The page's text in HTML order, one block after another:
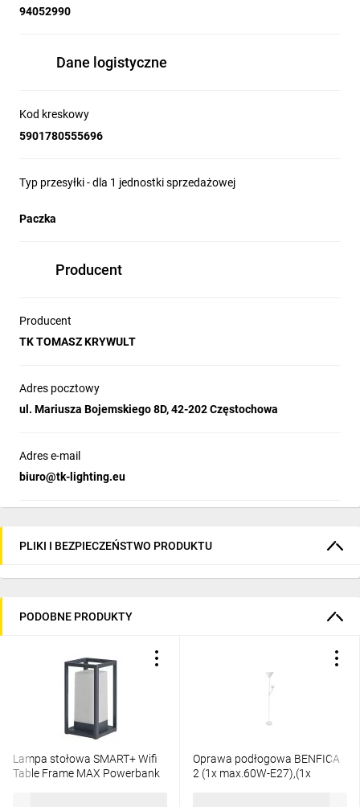
94052990
Dane logistyczne
Kod kreskowy
5901780555696
Typ przesyłki - dla 1 jednostki sprzedażowej
Paczka
Producent
Producent
TK TOMASZ KRYWULT
Adres pocztowy
ul. Mariusza Bojemskiego 8D, 42-202 Częstochowa
Adres e-mail
biuro@tk-lighting.eu
PLIKI I BEZPIECZEŃSTWO PRODUKTU
PODOBNE PRODUKTY
Lampa stołowa SMART+ Wifi
Table Frame MAX Powerbank
Oprawa podłogowa BENFICA
2 (1x max.60W-E27),(1x